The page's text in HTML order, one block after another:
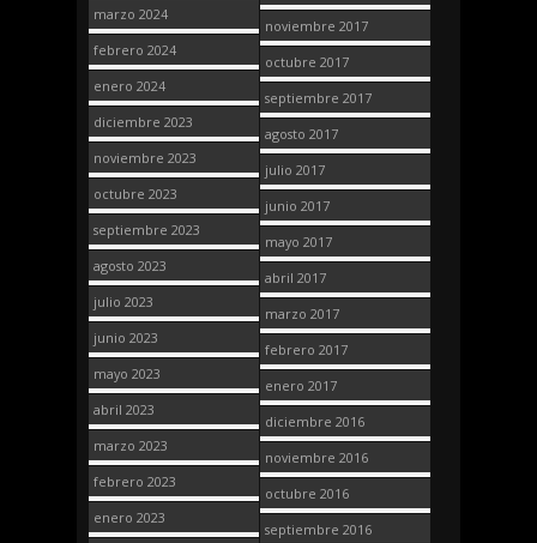
marzo 2024
febrero 2024
enero 2024
diciembre 2023
noviembre 2023
octubre 2023
septiembre 2023
agosto 2023
julio 2023
junio 2023
mayo 2023
abril 2023
marzo 2023
febrero 2023
enero 2023
noviembre 2017
octubre 2017
septiembre 2017
agosto 2017
julio 2017
junio 2017
mayo 2017
abril 2017
marzo 2017
febrero 2017
enero 2017
diciembre 2016
noviembre 2016
octubre 2016
septiembre 2016